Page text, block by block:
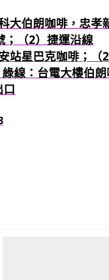
大伯朗咖啡，忠
；（2）捷運沿線
站星巴克咖啡；
線：台電大樓伯